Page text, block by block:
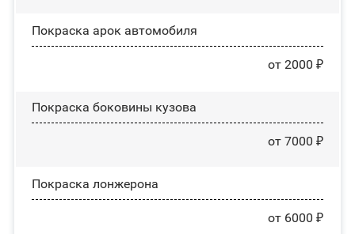
Покраска арок автомобиля
от 2000 ₽
Покраска боковины кузова
от 7000 ₽
Покраска лонжерона
от 6000 ₽